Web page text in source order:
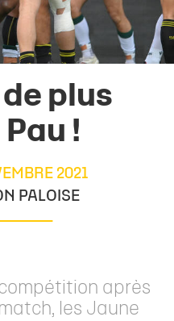
plus
!
2021
PALOISE
après
les Jaune